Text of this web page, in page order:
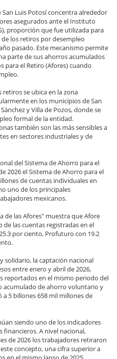
Luis Potosí concentra alrededor
asegurados ante el Instituto
proporción que fue utilizada para
los retiros por desempleo
pasado. Este mecanismo permite
parte de sus ahorros acumulados
para el Retiro (Afores) cuando
se ubica en la zona
en los municipios de San
y Villa de Pozos, donde se
formal de la entidad.
también son las más sensibles a
en sectores industriales y de
del Sistema de Ahorro para el
2026 el Sistema de Ahorro para el
de cuentas individuales en
uno de los principales
mexicanos.
de las Afores" muestra que Afore
las cuentas registradas en el
por ciento, Profuturo con 19.2
solidario, la captación nacional
entre enero y abril de 2026,
reportados en el mismo periodo del
acumulado de ahorro voluntario y
5 billones 658 mil millones de
siendo uno de los indicadores
financieros. A nivel nacional,
de 2026 los trabajadores retiraron
concepto, una cifra superior a